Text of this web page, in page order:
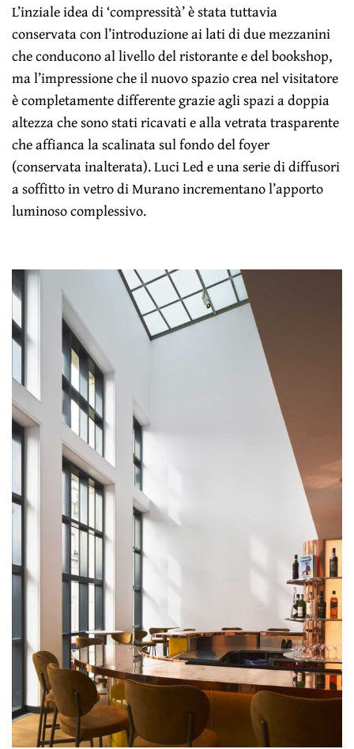
L’inziale idea di ‘compressità’ è stata tuttavia
conservata con l’introduzione ai lati di due mezzanini
che conducono al livello del ristorante e del bookshop,
ma l’impressione che il nuovo spazio crea nel visitatore
è completamente differente grazie agli spazi a doppia
altezza che sono stati ricavati e alla vetrata trasparente
che affianca la scalinata sul fondo del foyer
(conservata inalterata). Luci Led e una serie di diffusori
a soffitto in vetro di Murano incrementano l’apporto
luminoso complessivo.